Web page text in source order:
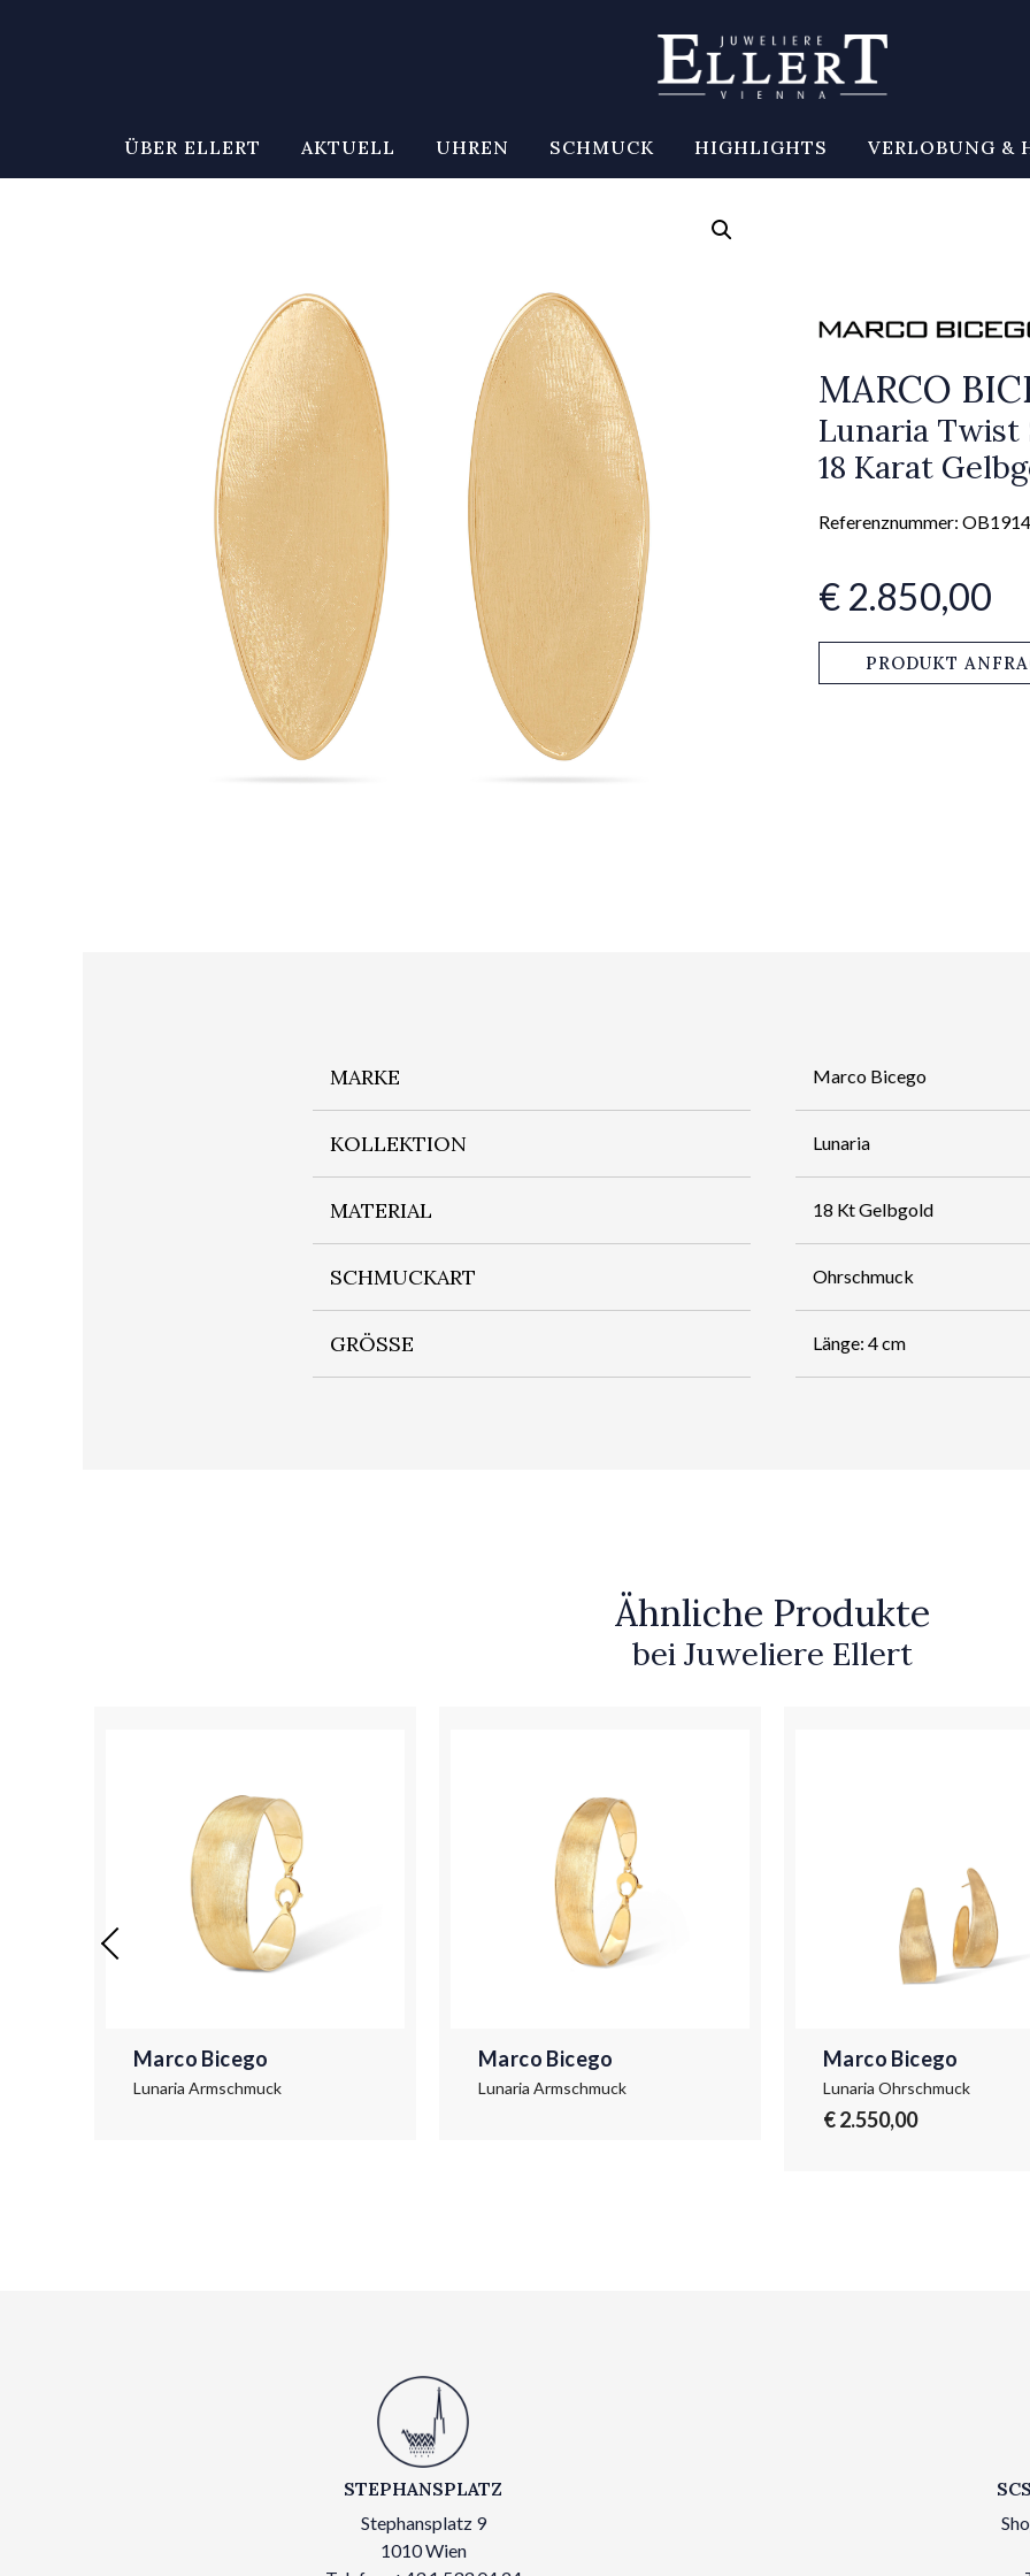
ÜBER ELLERT AKTUELL UHREN SCHMUCK HIGHLIGHTS VERLOBUNG &
MARCO
Lunaria
18 Karat
Referenznummer:
€ 2.850,00
PRODUKT
MARKE Marco Bicego
KOLLEKTION Lunaria
MATERIAL 18 Kt Gelbgold
SCHMUCKART Ohrschmuck
GRÖSSE Länge: 4 cm
Ähnliche Produkte
bei Juweliere Ellert
Marco Bicego
Lunaria Armschmuck
Marco Bicego
Lunaria Armschmuck
Marco Bicego
Lunaria Ohrschmuck
€ 2.550,00
STEPHANSPLATZ
Stephansplatz 9
1010 Wien